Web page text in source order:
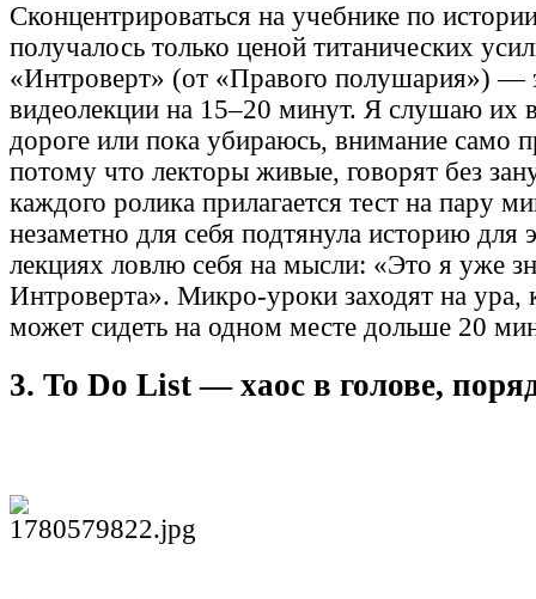
Сконцентрироваться на учебнике по
получалось только ценой титанических
«Интроверт» (от «Правого полушария») —
видеолекции на 15–20 минут. Я слушаю их
дороге или пока убираюсь, внимание само
потому что лекторы живые, говорят без
каждого ролика прилагается тест на пару
незаметно для себя подтянула историю для
лекциях ловлю себя на мысли: «Это я уже
Интроверта». Микро-уроки заходят на ура,
может сидеть на одном месте дольше 20
3. To Do List — хаос в голове,